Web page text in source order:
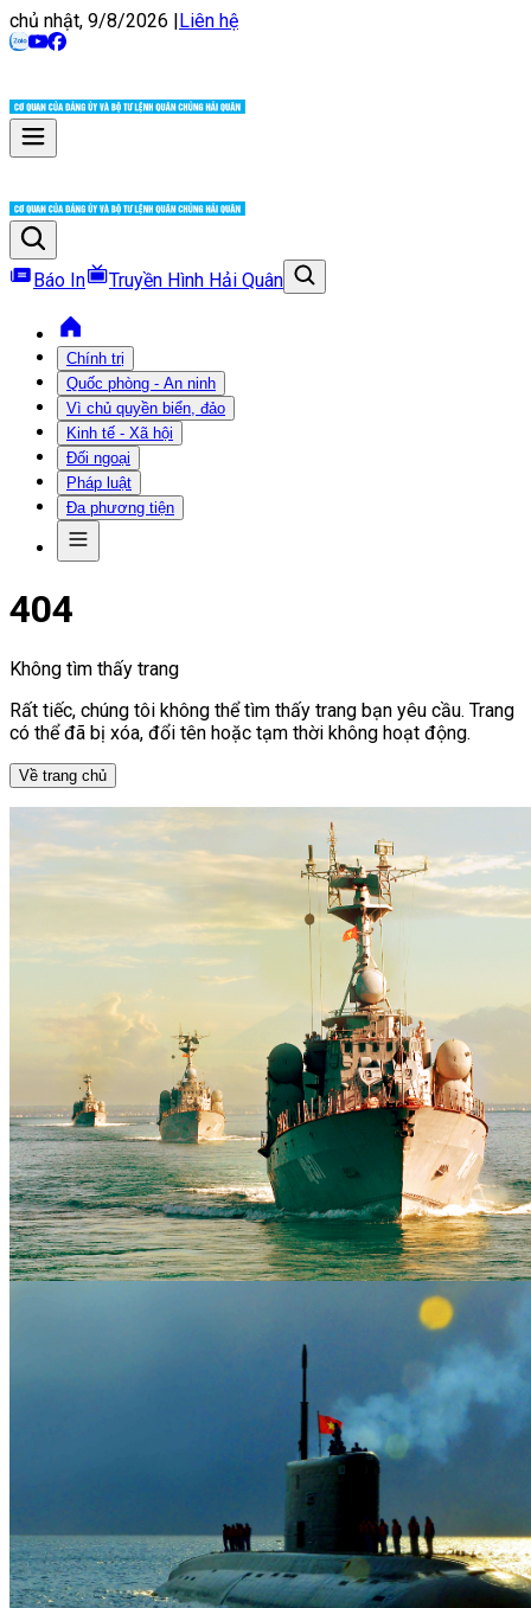
chủ nhật, 9/8/2026 |Liên hệ
Báo In Truyền Hình Hải Quân
Chính trị
Quốc phòng - An ninh
Vì chủ quyền biển, đảo
Kinh tế - Xã hội
Đối ngoại
Pháp luật
Đa phương tiện
404
Không tìm thấy trang
Rất tiếc, chúng tôi không thể tìm thấy trang bạn yêu cầu. Trang
có thể đã bị xóa, đổi tên hoặc tạm thời không hoạt động.
Về trang chủ